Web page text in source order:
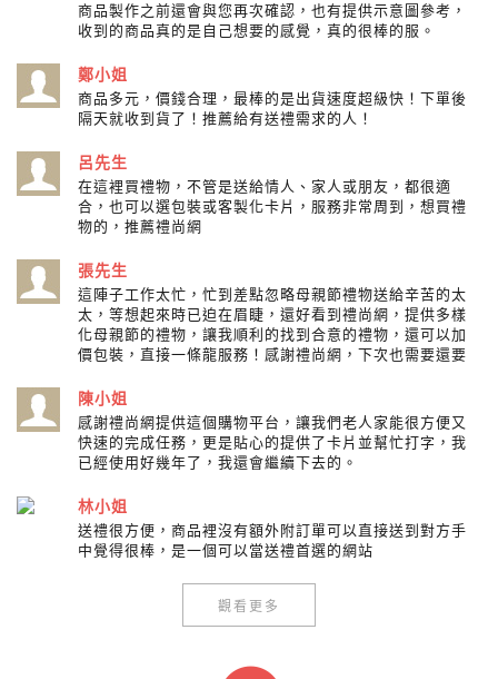
商品製作之前還會與您再次確認，也有提供示意圖參考，
收到的商品真的是自己想要的感覺，真的很棒的服。
鄭小姐
商品多元，價錢合理，最棒的是出貨速度超級快！下單後
隔天就收到貨了！推薦給有送禮需求的人！
呂先生
在這裡買禮物，不管是送給情人、家人或朋友，都很適
合，也可以選包裝或客製化卡片，服務非常周到，想買禮
物的，推薦禮尚網
張先生
這陣子工作太忙，忙到差點忽略母親節禮物送給辛苦的太
太，等想起來時已迫在眉睫，還好看到禮尚網，提供多樣
化母親節的禮物，讓我順利的找到合意的禮物，還可以加
價包裝，直接一條龍服務！感謝禮尚網，下次也需要還要
陳小姐
感謝禮尚網提供這個購物平台，讓我們老人家能很方便又
快速的完成任務，更是貼心的提供了卡片並幫忙打字，我
已經使用好幾年了，我還會繼續下去的。
林小姐
送禮很方便，商品裡沒有額外附訂單可以直接送到對方手
中覺得很棒，是一個可以當送禮首選的網站
觀看更多